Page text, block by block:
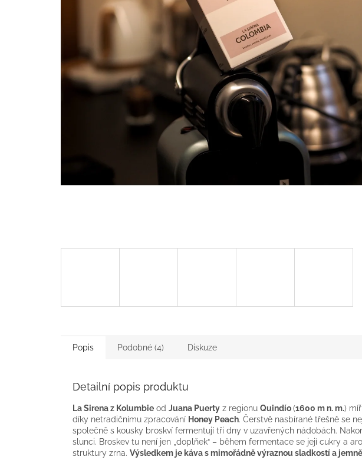
Popis Podobné (4) Diskuze
Detailní popis produktu
La Sirena z Kolumbie od Juana Puerty z regionu Quindío(1600 m n. m.)
díky netradičnímu zpracování Honey Peach. Čerstvě nasbírané třešně se
společně s kousky broskví fermentují tři dny v uzavřených nádobách.
slunci. Broskev tu není jen „doplňek“ – během fermentace se její cukry a
struktury zrna. Výsledkem je káva s mimořádně výraznou sladkostí a